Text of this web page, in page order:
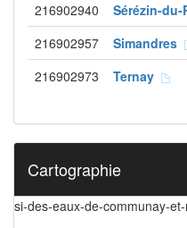
216902940 Sérézin-du-
216902957 Simandres
216902973 Ternay
Cartographie
si-des-eaux-de-communay-